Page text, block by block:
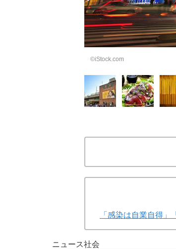
©️iStock.com
「感染は自業自得
ニュース社会